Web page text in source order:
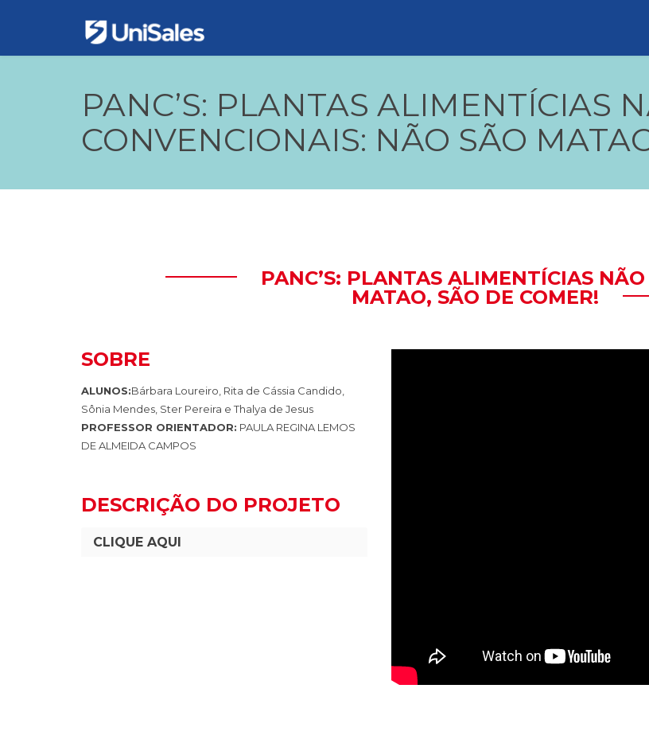
PANC’S: PLANTAS ALIMENTÍCIAS
CONVENCIONAIS: NÃO SÃO
PANC’S: PLANTAS ALIMENTÍCIAS
MATAO, SÃO DE COMER!
SOBRE
ALUNOS:Bárbara Loureiro, Rita de Cássia Candido,
Sônia Mendes, Ster Pereira e Thalya de Jesus
PROFESSOR ORIENTADOR: PAULA REGINA LEMOS
DE ALMEIDA CAMPOS
DESCRIÇÃO DO PROJETO
CLIQUE AQUI